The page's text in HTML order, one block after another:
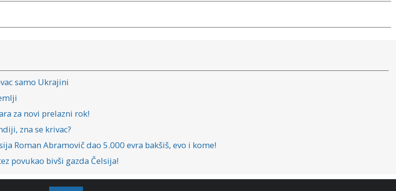
samo Ukrajini
za novi prelazni rok!
zna se krivac?
Roman Abramovič dao 5.000 evra bakšiš, evo i kome!
povukao bivši gazda Čelsija!